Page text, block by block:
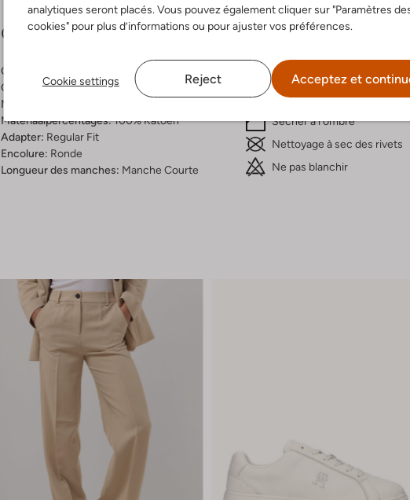
analytiques seront placés. Vous pouvez également cliquer sur "Paramètres
cookies" pour plus d’informations ou pour ajuster vos préférences.
Cookie settings Reject Acceptez et
Composition & Ajustement
Couleur:
Cartouche:Uni
Matériel:
Materiaalpercentages:100% Katoen
Adapter: Regular Fit
Encolure: Ronde
Longueur des manches: Manche Courte
Instructions de lavage
30 était un programme
Max. 110 °C
Sécher à l'ombre
Nettoyage à sec des rivets
Ne pas blanchir